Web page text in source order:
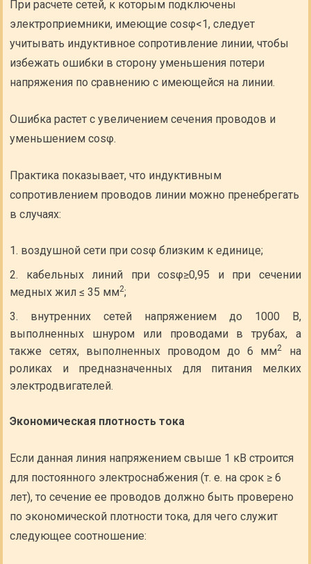
При расчете сетей, к которым подключены
электроприемники, имеющие cosφ<1, следует
учитывать индуктивное сопротивление линии, чтобы
избежать ошибки в сторону уменьшения потери
напряжения по сравнению с имеющейся на линии.
Ошибка растет с увеличением сечения проводов и
уменьшением cosφ.
Практика показывает, что индуктивным
сопротивлением проводов линии можно пренебрегать
в случаях:
воздушной сети при cosφ близким к единице;
кабельных линий при cosφ≥0,95 и при сечении
медных жил ≤ 35 мм2;
внутренних сетей напряжением до 1000 В,
выполненных шнуром или проводами в трубах, а
также сетях, выполненных проводом до 6 мм2
на
роликах и предназначенных для питания мелких
электродвигателей.
Экономическая плотность тока
Если данная линия напряжением свыше 1 кВ строится
для постоянного электроснабжения (т. е. на срок ≥ 6
лет), то сечение ее проводов должно быть проверено
по экономической плотности тока, для чего служит
следующее соотношение: